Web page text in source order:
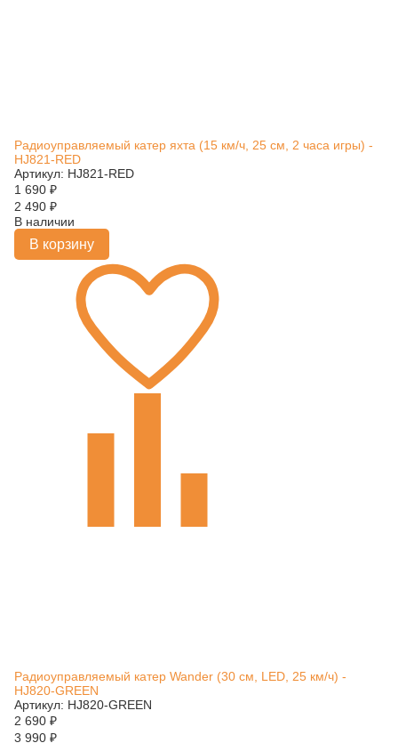
Радиоуправляемый катер яхта (15 км/ч, 25 см, 2 часа игры) -
HJ821-RED
Артикул: HJ821-RED
1 690 ₽
2 490 ₽
В наличии
В корзину
Радиоуправляемый катер Wander (30 см, LED, 25 км/ч) -
HJ820-GREEN
Артикул: HJ820-GREEN
2 690 ₽
3 990 ₽